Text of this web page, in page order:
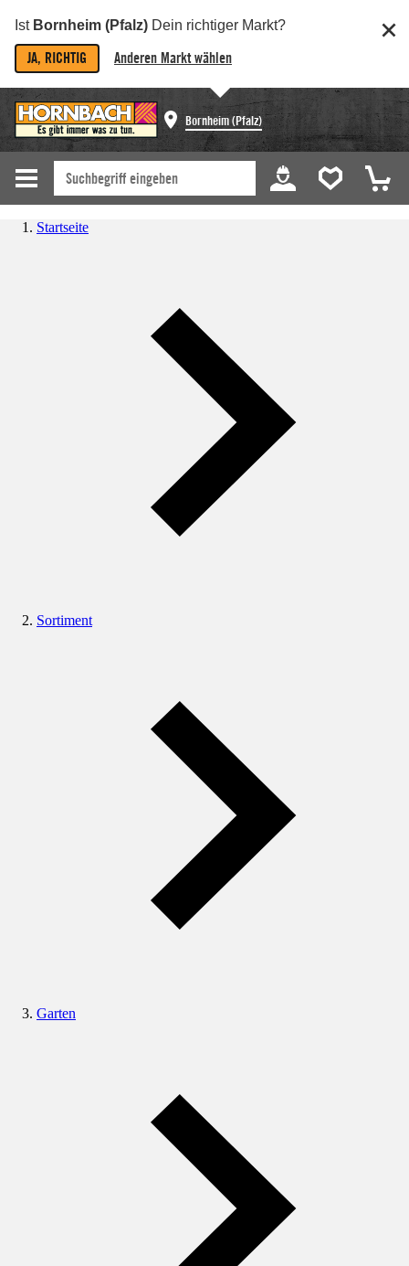
Ist Bornheim (Pfalz) Dein richtiger Markt?
JA, RICHTIG Anderen Markt wählen
Bornheim (Pfalz)
Startseite
Sortiment
Garten